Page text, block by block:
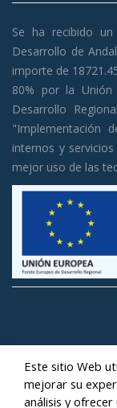
Se ha recibido
Desarrollo de
importe de
80% por la Unión
Desarrollo
"Implementación
internos y
mejor uso de las
Este sitio Web
mejorar su
análisis y